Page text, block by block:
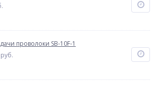
проволоки SB-10F-1
руб.